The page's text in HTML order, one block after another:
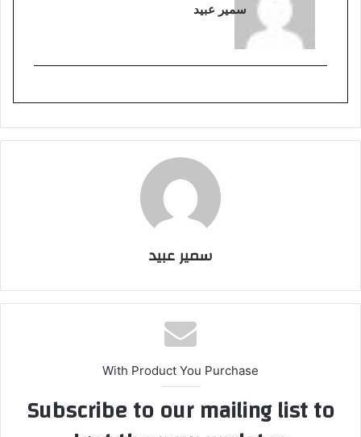
سمير عبيد
سمير عبيد
With Product You Purchase
Subscribe to our mailing list to